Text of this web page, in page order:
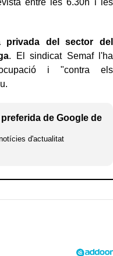
entre les 6.30h i les
privada del sector del
. El sindicat Semaf l'ha
i "contra els
de Google de
d'actualitat